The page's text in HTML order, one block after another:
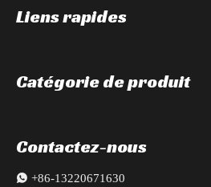
Liens rapides
Catégorie de produit
Contactez-nous
 +86-13220671630